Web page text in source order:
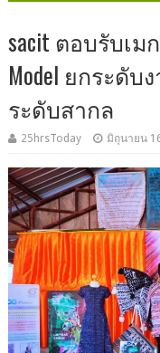
sacit ตอบรับเม
Model ยกระดั
ระดับสากล
25hrsToday มิถุนายน